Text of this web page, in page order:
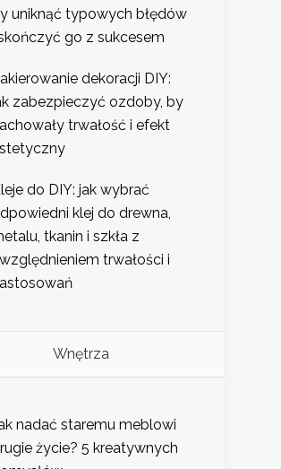
uniknąć typowych błędów
go z sukcesem
dekoracji DIY:
zabezpieczyć ozdoby, by
trwałość i efekt
do DIY: jak wybrać
klej do drewna,
tkanin i szkła z
trwałości i
Wnętrza
nadać staremu meblowi
życie? 5 kreatywnych